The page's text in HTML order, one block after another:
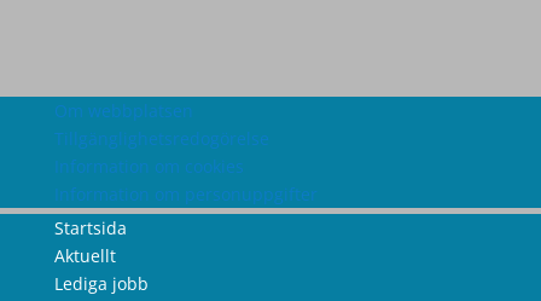
Om webbplatsen
Tillgänglighetsredogörelse
Information om cookies
Information om personuppgifter
Startsida
Aktuellt
Lediga jobb